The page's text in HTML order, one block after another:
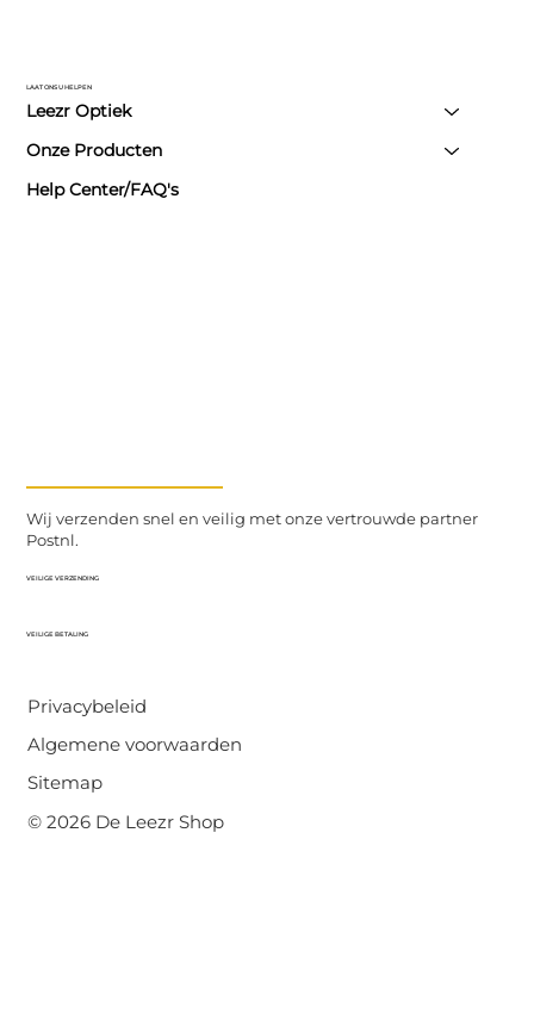
Wij verzenden snel en veilig met onze vertrouwde partner
Postnl.
VEILIGE VERZENDING
VEILIGE BETALING
Privacybeleid
Algemene voorwaarden
Sitemap
© 2026 De Leezr Shop
LAAT ONS U HELPEN
Leezr Optiek
Onze Producten
Help Center/FAQ's